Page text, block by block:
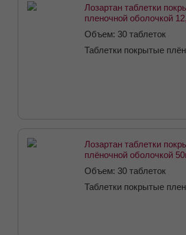
Лозартан таблетки
пленочной оболочкой
№30
Объем: 30 таблеток
Таблетки покрытые
Лозартан таблетки
плёночной оболочкой
Объем: 30 таблеток
Таблетки покрытые